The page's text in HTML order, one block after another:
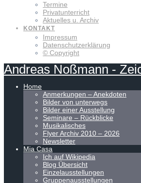
Termine
Privatunterricht
Aktuelles u. Archiv
KONTAKT
Impressum
Datenschutzerklärung
© Copyright
Andreas Noßmann -
Home
Anmerkungen – Anekdoten
Bilder von unterwegs
Bilder einer Ausstellung
Seminare – Rückblicke
Musikalisches
Flyer Archiv 2010 – 2026
Newsletter
Mia Casa
Ich auf Wikipedia
Blog Übersicht
Einzelausstellungen
Gruppenausstellungen